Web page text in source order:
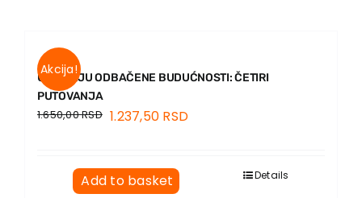
Akcija!
U MUZEJU ODBAČENE BUDUĆNOSTI: ČETIRI
PUTOVANJA
1.650,00RSD 1.237,50 RSD
Add to basket Details